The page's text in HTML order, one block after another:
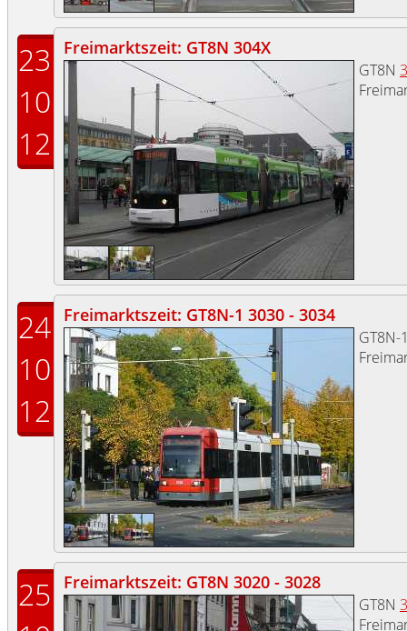
23
10
12
Freimarktszeit: GT8N 304X
GT8N
24
10
12
Freimarktszeit: GT8N-1 3030 - 3034
25
Freimarktszeit: GT8N 3020 - 3028
GT8N